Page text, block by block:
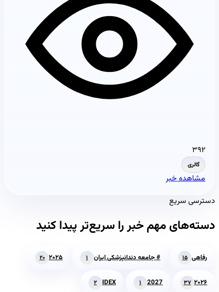
۳۹۲
گالری
مشاهده خبر
دسترسی سریع
دسته‌های مهم خبر را سریع‌تر پیدا کنید
رفاهی ۱۵ # جامعه دندانپزشکی ایران ۱ ۲۰۲۵ ۲۰
۲۰۲۶ ۳۷ 2027 ۱ IDEX ۲